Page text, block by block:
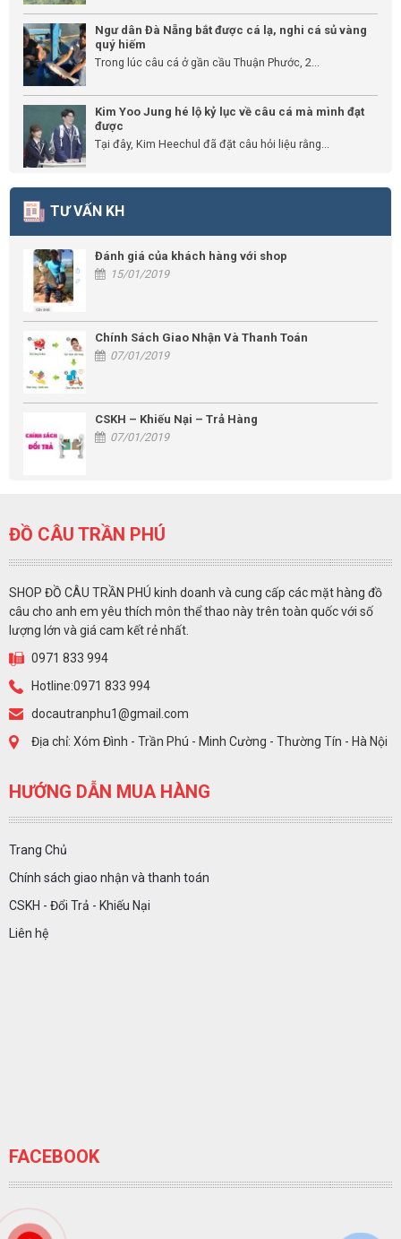
Ngư dân Đà Nẵng bắt được cá lạ, nghi cá sủ vàng
quý hiếm
Trong lúc câu cá ở gần cầu Thuận Phước, 2...
Kim Yoo Jung hé lộ kỷ lục về câu cá mà mình đạt
được
Tại đây, Kim Heechul đã đặt câu hỏi liệu rằng...
TƯ VẤN KH
Đánh giá của khách hàng với shop
15/01/2019
Chính Sách Giao Nhận Và Thanh Toán
07/01/2019
CSKH – Khiếu Nại – Trả Hàng
07/01/2019
ĐỒ CÂU TRẦN PHÚ
SHOP ĐỒ CÂU TRẦN PHÚ kinh doanh và cung cấp các mặt hàng đồ
câu cho anh em yêu thích môn thể thao này trên toàn quốc với số
lượng lớn và giá cam kết rẻ nhất.
0971 833 994
Hotline:0971 833 994
docautranphu1@gmail.com
Địa chỉ: Xóm Đình - Trần Phú - Minh Cường - Thường Tín - Hà Nội
HƯỚNG DẪN MUA HÀNG
Trang Chủ
Chính sách giao nhận và thanh toán
CSKH - Đổi Trả - Khiếu Nại
Liên hệ
FACEBOOK